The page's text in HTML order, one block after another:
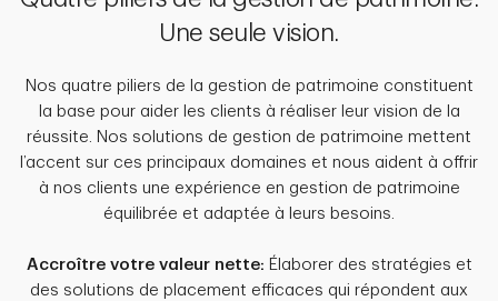
Une seule vision.
Nos quatre piliers de la gestion de patrimoine constituent
la base pour aider les clients à réaliser leur vision de la
réussite. Nos solutions de gestion de patrimoine mettent
l’accent sur ces principaux domaines et nous aident à offrir
à nos clients une expérience en gestion de patrimoine
équilibrée et adaptée à leurs besoins.
Accroître votre valeur nette: Élaborer des stratégies et
des solutions de placement efficaces qui répondent aux